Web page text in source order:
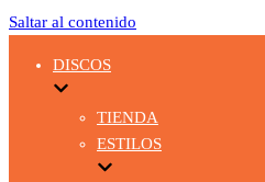
Saltar al contenido
DISCOS
TIENDA
ESTILOS